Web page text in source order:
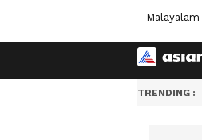
Malayalam
TRENDING :